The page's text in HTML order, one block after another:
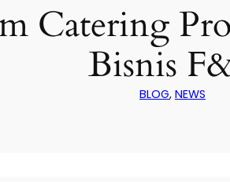
Catering
Bisnis
BLOG, NEWS